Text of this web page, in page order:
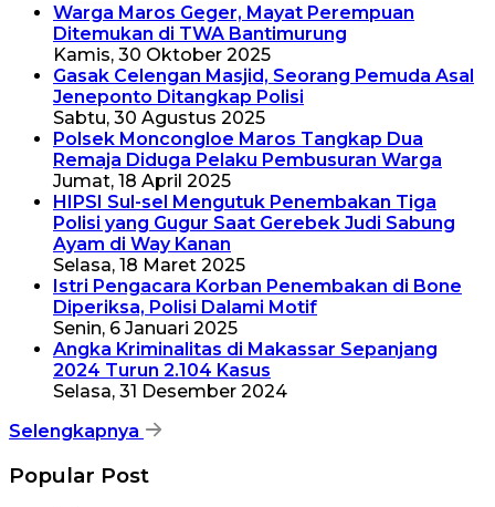
Warga Maros Geger, Mayat Perempuan
Ditemukan di TWA Bantimurung
Kamis, 30 Oktober 2025
Gasak Celengan Masjid, Seorang Pemuda Asal
Jeneponto Ditangkap Polisi
Sabtu, 30 Agustus 2025
Polsek Moncongloe Maros Tangkap Dua
Remaja Diduga Pelaku Pembusuran Warga
Jumat, 18 April 2025
HIPSI Sul-sel Mengutuk Penembakan Tiga
Polisi yang Gugur Saat Gerebek Judi Sabung
Ayam di Way Kanan
Selasa, 18 Maret 2025
Istri Pengacara Korban Penembakan di Bone
Diperiksa, Polisi Dalami Motif
Senin, 6 Januari 2025
Angka Kriminalitas di Makassar Sepanjang
2024 Turun 2.104 Kasus
Selasa, 31 Desember 2024
Selengkapnya
Popular Post